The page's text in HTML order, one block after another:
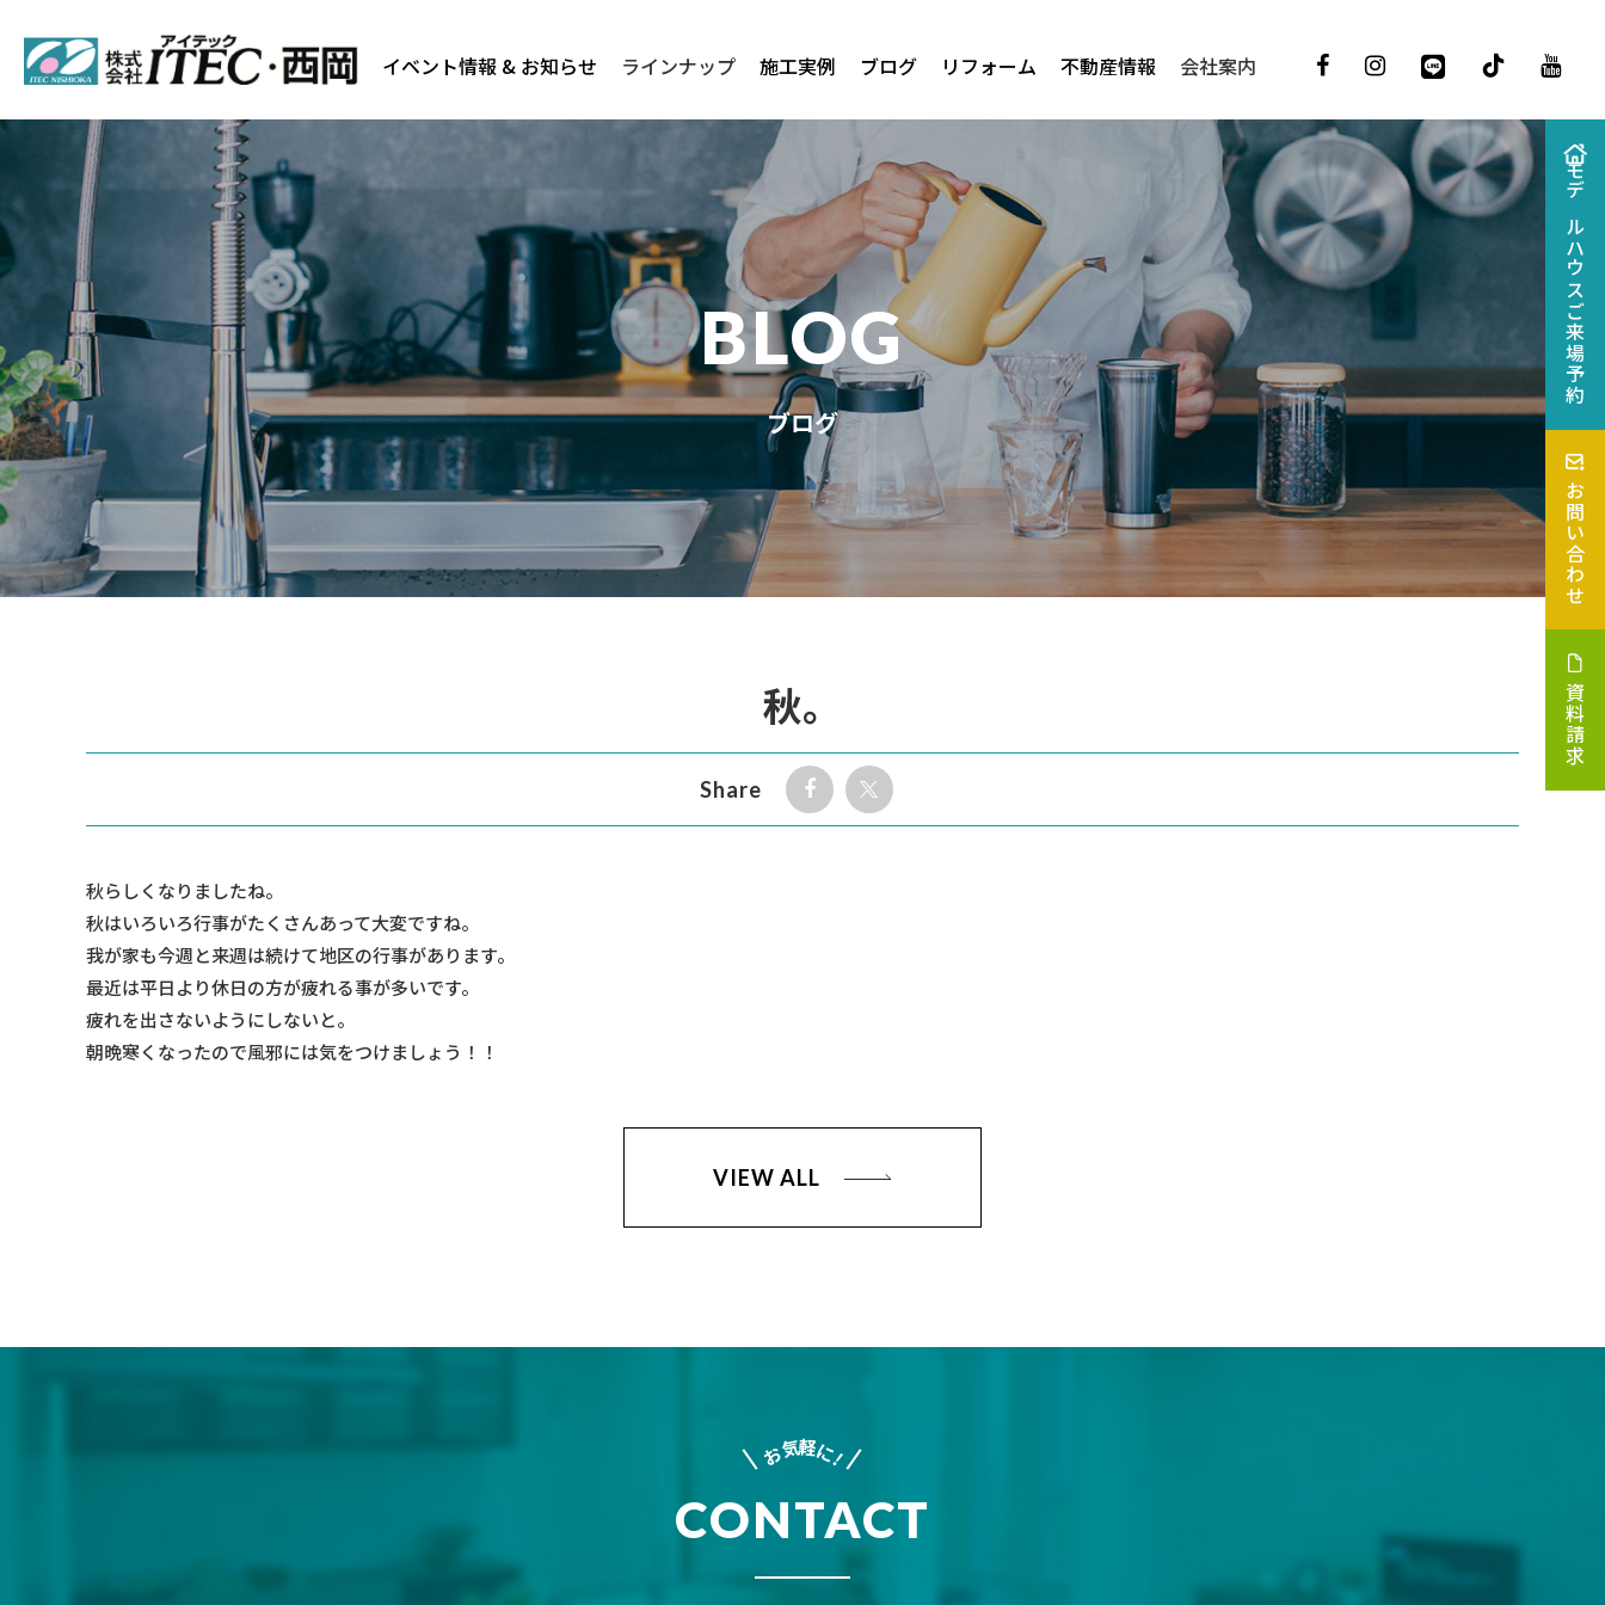
イベント情報 & お知らせ ラインナップ 施工実例 ブログ リフォーム 不動産情報 会社案内
BLOG
ブログ
秋。
Share
秋らしくなりましたね。
秋はいろいろ行事がたくさんあって大変ですね。
我が家も今週と来週は続けて地区の行事があります。
最近は平日より休日の方が疲れる事が多いです。
疲れを出さないようにしないと。
朝晩寒くなったので風邪には気をつけましょう！！
VIEW ALL
お気軽に!
CONTACT
モデルハウス
ご来場予約
お問い合わせ
資料請求